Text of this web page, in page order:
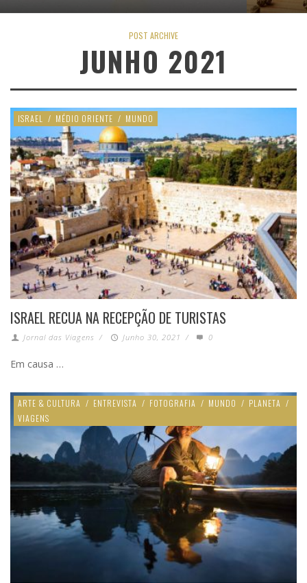
POST ARCHIVE
JUNHO 2021
ISRAEL / MÉDIO ORIENTE / MUNDO
ISRAEL RECUA NA RECEPÇÃO DE TURISTAS
Jornal das Viagens / Junho 30, 2021 / 0
Em causa …
ARTE & CULTURA / ENTREVISTA / FOTOGRAFIA / MUNDO / PLANETA /
VIAGENS